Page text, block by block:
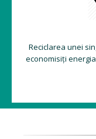
Reciclarea unei
economisiți